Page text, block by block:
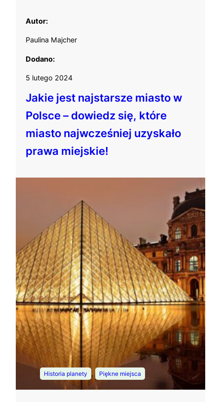
Autor:
Paulina Majcher
Dodano:
5 lutego 2024
Jakie jest najstarsze miasto w
Polsce – dowiedz się, które
miasto najwcześniej uzyskało
prawa miejskie!
Historia planety , Piękne miejsca